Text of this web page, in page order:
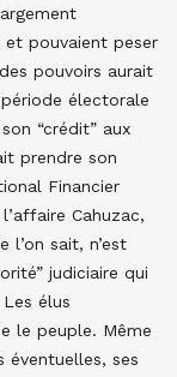
et pouvaient peser
pouvoirs aurait
électorale
“crédit” aux
prendre son
Financier
Cahuzac,
l’on sait, n’est
judiciaire qui
élus
le peuple. Même
éventuelles, ses